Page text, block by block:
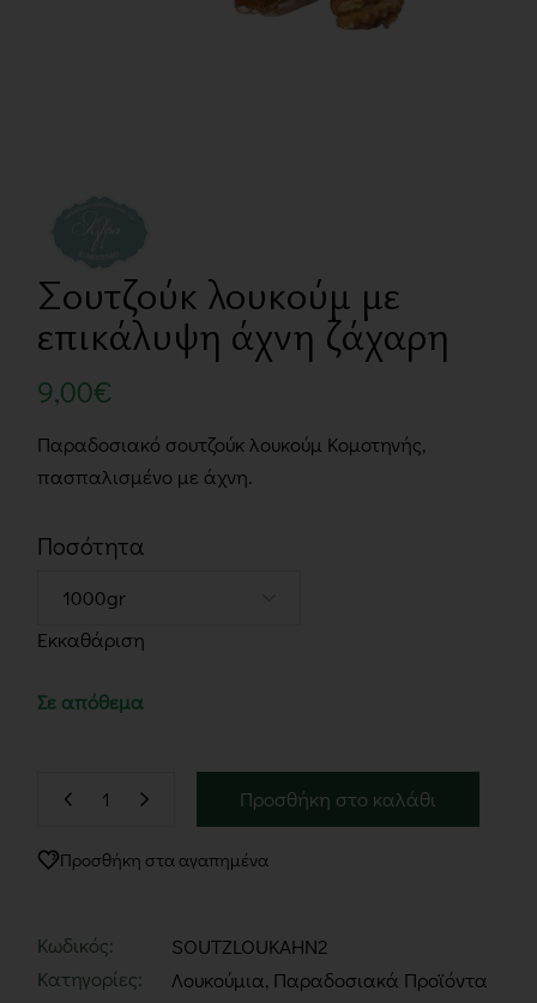
Σουτζούκ λουκούμ με
επικάλυψη άχνη ζάχαρη
9,00€
Παραδοσιακό σουτζούκ λουκούμ Κομοτηνής,
πασπαλισμένο με άχνη.
Ποσότητα
Εκκαθάριση
Σε απόθεμα
Προσθήκη στο καλάθι
Προσθήκη στα αγαπημένα
Κωδικός:
SOUTZLOUKAHN2
Κατηγορίες:
Λουκούμια, Παραδοσιακά Προϊόντα